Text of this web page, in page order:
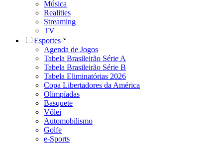
Música
Realities
Streaming
TV
Esportes
Agenda de Jogos
Tabela Brasileirão Série A
Tabela Brasileirão Série B
Tabela Eliminatórias 2026
Copa Libertadores da América
Olimpíadas
Basquete
Vôlei
Automobilismo
Golfe
e-Sports